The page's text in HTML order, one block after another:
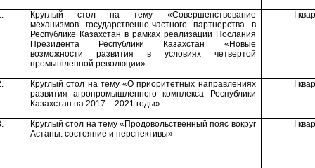
Круглый стол на тему «Совершенствование
механизмов государственно-частного партнерства в
Республике Казахстан в рамках реализации Послания
Президента Республики Казахстан «Новые
возможности развития в условиях четвертой
промышленной революции»
I
Круглый стол на тему «О приоритетных направлениях
развития агропромышленного комплекса Республики
Казахстан на 2017 – 2021 годы»
I
Круглый стол на тему « Продовольственный пояс вокруг
Астаны: состояние и перспективы»
I